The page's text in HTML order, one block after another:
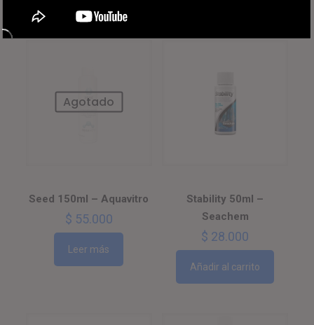
Agotado
Seed 150ml – Aquavitro
$ 55.000
Leer más
Stability 50ml –
Seachem
$ 28.000
Añadir al carrito